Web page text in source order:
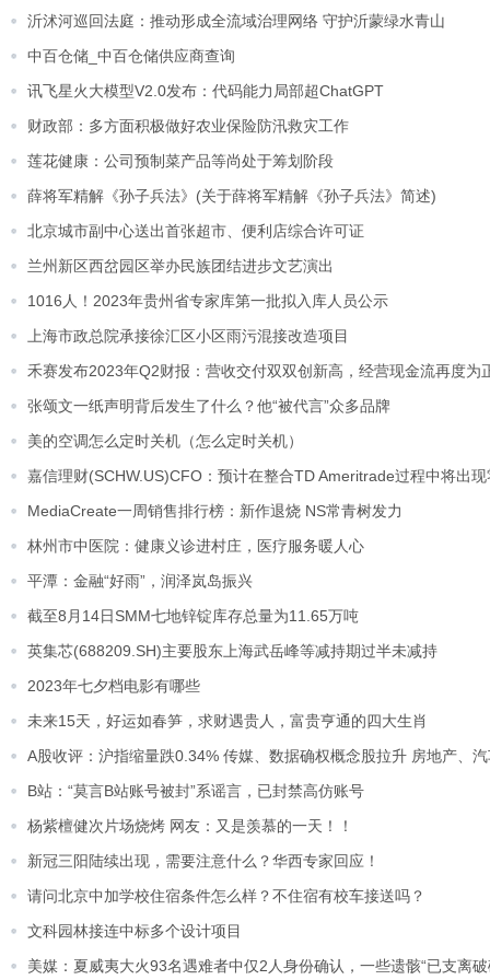
沂沭河巡回法庭：推动形成全流域治理网络 守护沂蒙绿水青山
中百仓储_中百仓储供应商查询
讯飞星火大模型V2.0发布：代码能力局部超ChatGPT
财政部：多方面积极做好农业保险防汛救灾工作
莲花健康：公司预制菜产品等尚处于筹划阶段
薛将军精解《孙子兵法》(关于薛将军精解《孙子兵法》简述)
北京城市副中心送出首张超市、便利店综合许可证
兰州新区西岔园区举办民族团结进步文艺演出
1016人！2023年贵州省专家库第一批拟入库人员公示
上海市政总院承接徐汇区小区雨污混接改造项目
禾赛发布2023年Q2财报：营收交付双双创新高，经营现金流再度为
张颂文一纸声明背后发生了什么？他“被代言”众多品牌
美的空调怎么定时关机（怎么定时关机）
嘉信理财(SCHW.US)CFO：预计在整合TD Ameritrade过程中将出
MediaCreate一周销售排行榜：新作退烧 NS常青树发力
林州市中医院：健康义诊进村庄，医疗服务暖人心
平潭：金融“好雨”，润泽岚岛振兴
截至8月14日SMM七地锌锭库存总量为11.65万吨
英集芯(688209.SH)主要股东上海武岳峰等减持期过半未减持
2023年七夕档电影有哪些
未来15天，好运如春笋，求财遇贵人，富贵亨通的四大生肖
A股收评：沪指缩量跌0.34% 传媒、数据确权概念股拉升 房地产、
B站：“莫言B站账号被封”系谣言，已封禁高仿账号
杨紫檀健次片场烧烤 网友：又是羡慕的一天！！
新冠三阳陆续出现，需要注意什么？华西专家回应！
请问北京中加学校住宿条件怎么样？不住宿有校车接送吗？
文科园林接连中标多个设计项目
美媒：夏威夷大火93名遇难者中仅2人身份确认，一些遗骸“已支离破